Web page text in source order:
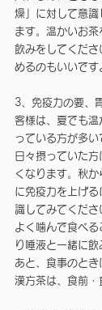
燥」に対して意
ます。温かいお
飲みをしてくださ
めるのもいいです
3、免疫力の要、
客様は、夏でも温
っている方が多
日々摂っていた
くなります。秋
に免疫力を上げ
識してみてくだ
よく噛んで食べ
り唾液と一緒に
あと、食事のとき
漢方茶は、食前・